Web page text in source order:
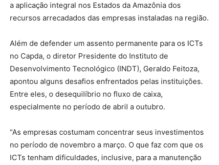
a aplicação integral nos Estados da Amazônia dos
recursos arrecadados das empresas instaladas na região.
Além de defender um assento permanente para os ICTs
no Capda, o diretor Presidente do Instituto de
Desenvolvimento Tecnológico (INDT), Geraldo Feitoza,
apontou alguns desafios enfrentados pelas instituições.
Entre eles, o desequilíbrio no fluxo de caixa,
especialmente no período de abril a outubro.
“As empresas costumam concentrar seus investimentos
no período de novembro a março. O que faz com que os
ICTs tenham dificuldades, inclusive, para a manutenção